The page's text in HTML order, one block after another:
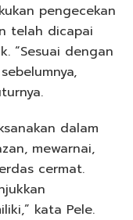
pengecekan
telah dicapai
“Sesuai dengan
dalam
mewarnai,
cermat.
kata Pele.